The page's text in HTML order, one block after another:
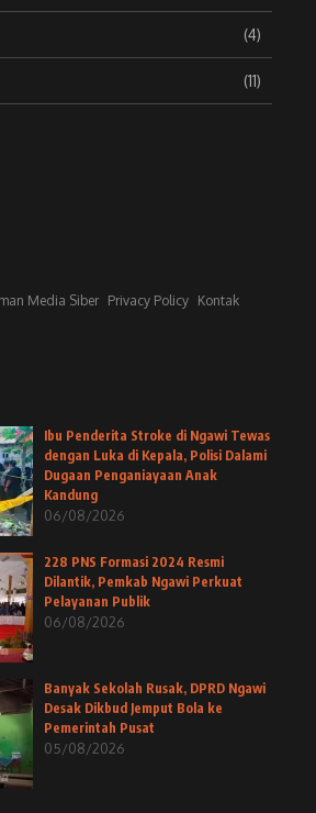
(4)
(11)
Media Siber Privacy Policy Kontak
Ibu Penderita Stroke di Ngawi Tewas
dengan Luka di Kepala, Polisi Dalami
Dugaan Penganiayaan Anak
Kandung
06/08/2026
228 PNS Formasi 2024 Resmi
Dilantik, Pemkab Ngawi Perkuat
Pelayanan Publik
06/08/2026
Banyak Sekolah Rusak, DPRD Ngawi
Desak Dikbud Jemput Bola ke
Pemerintah Pusat
05/08/2026